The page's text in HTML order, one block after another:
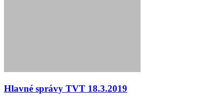
Hlavné správy TVT 18.3.2019